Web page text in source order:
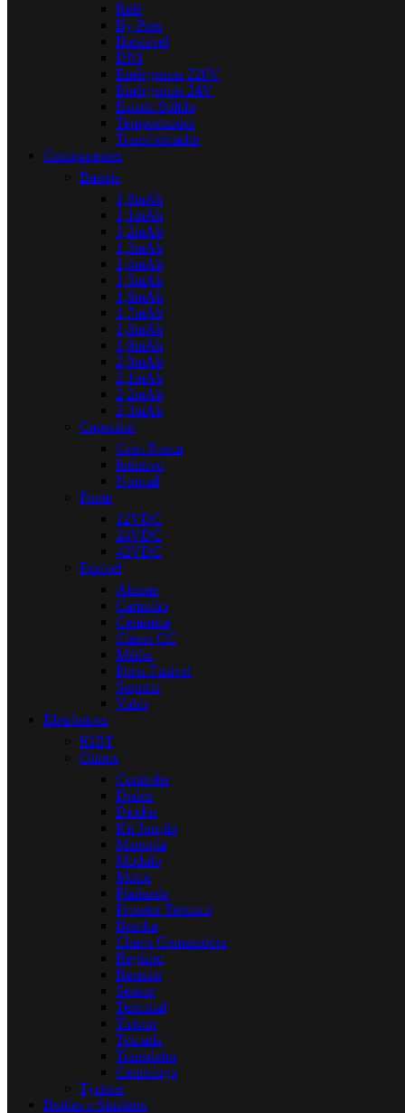
Relé
By Pass
Biestável
DNI
Emêrgencia 220V
Emêrgencia 24V
Estado Sólido
Temporizador
Transformador
Componentes
Bateria
1,0mAh
1,1mAh
1,2mAh
1,3mAh
1,4mAh
1,5mAh
1,6mAh
1,7mAh
1,8mAh
1,9mAh
2,0mAh
2,1mAh
2,2mAh
2,3mAh
Capacitor
Com Rosca
Indutivo
Normal
Fonte
12VDC
24VDC
42VDC
Fusível
Alarme
Cartucho
Cerâmica
Classe CC
Médio
Porta Fusível
Suporte
Vidro
Eletrônicos
IGBT
Outros
Controler
Dedos
Diodos
Kit Junção
Manopla
Modulo
Motor
Platinado
Protetor Termico
Bomba
Chave Comutadora
Registro
Resistor
Sensor
Terminal
Tiristor
Tomada
Transdutor
Centrifugo
Tyristor
Botões e Sinaleiro